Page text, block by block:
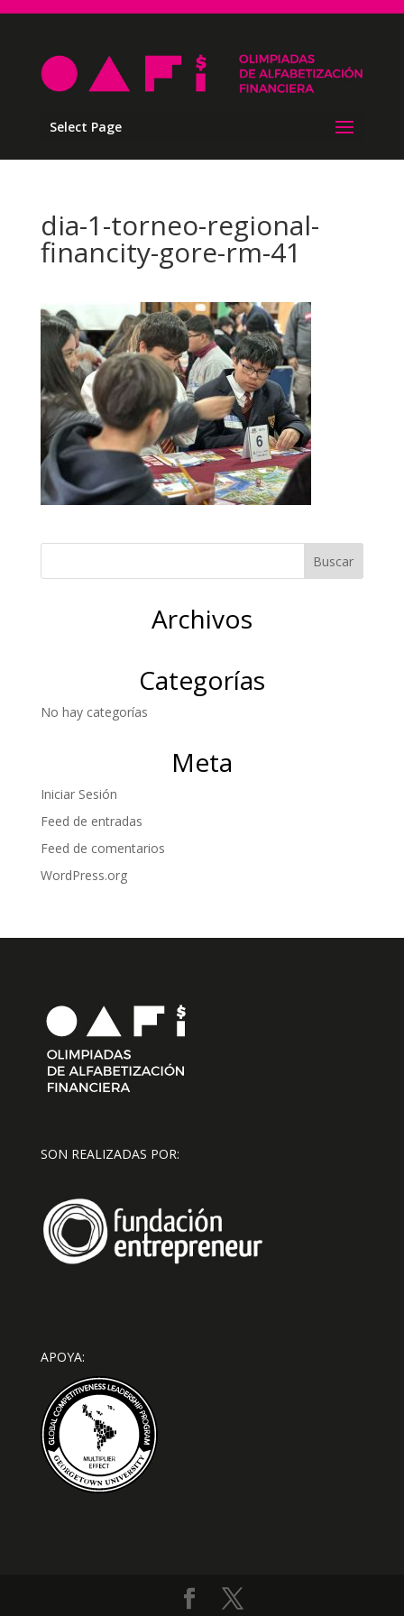
Select Page
dia-1-torneo-regional-
financity-gore-rm-41
Archivos
Categorías
No hay categorías
Meta
Iniciar Sesión
Feed de entradas
Feed de comentarios
WordPress.org
SON REALIZADAS POR:
APOYA: